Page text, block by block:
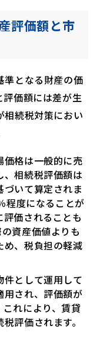
評価額と市
準となる財産の価
価額には差が生
相続税対策におい
価格は一般的に売
相続税評価額は
いて算定されま
程度になることが
価されることも
資産価値よりも
め、税負担の軽減
件として運用して
用され、評価額が
れにより、賃貸
評価されます。